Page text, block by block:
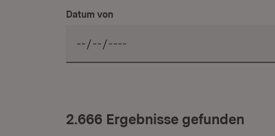
Datum von
2.666 Ergebnisse gefunden